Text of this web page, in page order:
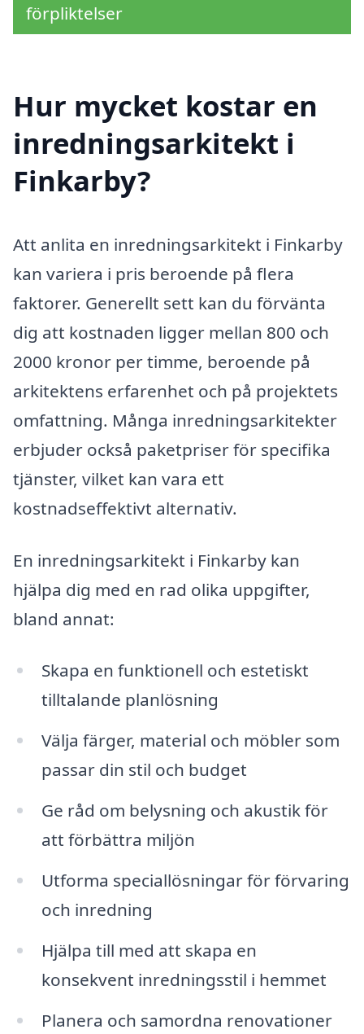
förpliktelser
Hur mycket kostar en
inredningsarkitekt i
Finkarby?
Att anlita en inredningsarkitekt i Finkarby
kan variera i pris beroende på flera
faktorer. Generellt sett kan du förvänta
dig att kostnaden ligger mellan 800 och
2000 kronor per timme, beroende på
arkitektens erfarenhet och på projektets
omfattning. Många inredningsarkitekter
erbjuder också paketpriser för specifika
tjänster, vilket kan vara ett
kostnadseffektivt alternativ.
En inredningsarkitekt i Finkarby kan
hjälpa dig med en rad olika uppgifter,
bland annat:
Skapa en funktionell och estetiskt
tilltalande planlösning
Välja färger, material och möbler som
passar din stil och budget
Ge råd om belysning och akustik för
att förbättra miljön
Utforma speciallösningar för förvaring
och inredning
Hjälpa till med att skapa en
konsekvent inredningsstil i hemmet
Planera och samordna renovationer